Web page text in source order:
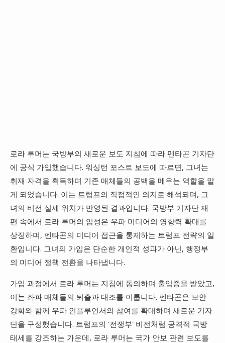
로라 루머는 국방부의 새로운 보도 지침에 따라 펜타곤 기자단
에 공식 가입했습니다. 워싱턴 포스트 보도에 따르면, 그녀는
취재 자격을 획득하며 기존 매체들의 공백을 메우는 역할을 맡
게 되었습니다. 이는 트럼프의 직접적인 의지로 해석되며, 그
녀의 비선 실세 위치가 반영된 결과입니다. 국방부 기자단 재
편 속에서 로라 루머의 입성은 우파 미디어의 영향력 확대를
상징하며, 펜타곤의 미디어 접근을 통제하는 트럼프 전략의 일
환입니다. 그녀의 가입은 단순한 개인적 성과가 아닌, 행정부
의 미디어 정책 전환을 나타냅니다.
가입 과정에서 로라 루머는 지침에 동의하며 출입증을 받았고,
이는 좌파 매체들의 퇴출과 대조를 이룹니다. 펜타곤은 보안
강화와 함께 우파 인플루언서의 참여를 확대하며 새로운 기자
단을 구성했습니다. 트럼프의 '전쟁부' 비전처럼 공격적 국방
태세를 강조하는 가운데, 로라 루머는 국가 안보 관련 보도를